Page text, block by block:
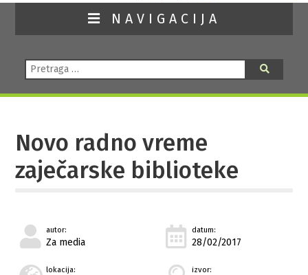
NAVIGACIJA
Pretraga:
Novo radno vreme
zaječarske biblioteke
autor:
Za media
datum:
28/02/2017
lokacija: izvor: